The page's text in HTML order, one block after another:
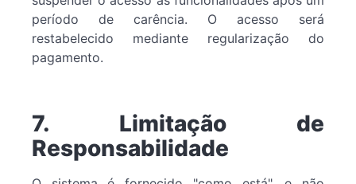
período de carência. O acesso será
restabelecido mediante regularização do
pagamento.
7. Limitação de
Responsabilidade